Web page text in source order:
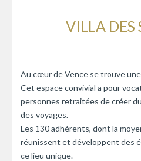
VILLA DES
Au cœur de Vence se trouve
Cet espace convivial a pour
personnes retraitées de créer
des voyages.
Les 130 adhérents, dont la
réunissent et développent des
ce lieu unique.